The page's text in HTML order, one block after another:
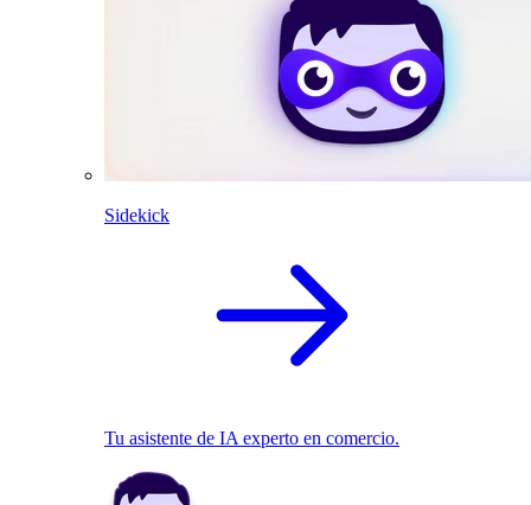
Sidekick
Tu asistente de IA experto en comercio.